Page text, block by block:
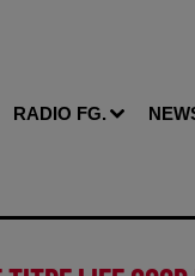
RADIO FG.